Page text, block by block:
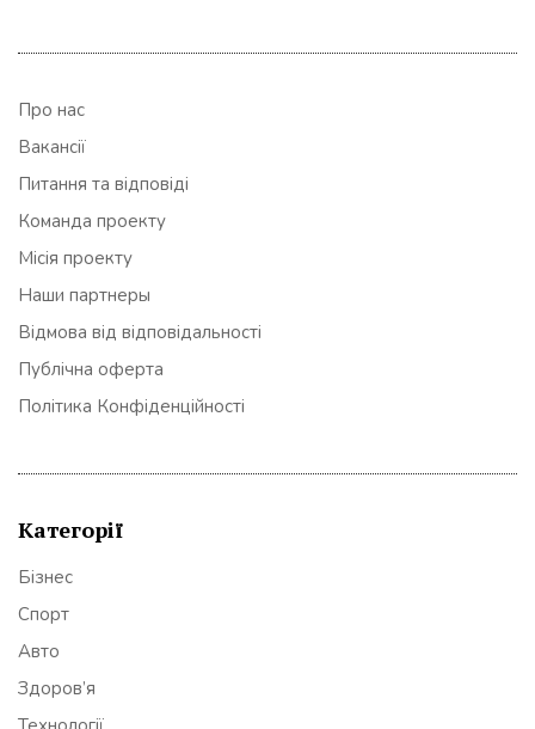
Про нас
Вакансії
Питання та відповіді
Команда проекту
Місія проекту
Наши партнеры
Відмова від відповідальності
Публічна оферта
Політика Конфіденційності
Категорії
Бізнес
Спорт
Авто
Здоров’я